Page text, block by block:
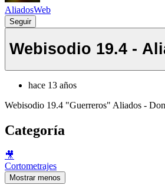
AliadosWeb
Seguir
Webisodio 19.4 -
hace 13 años
Webisodio 19.4 "Guerreros" Aliados -
Categoría
🎥
Cortometrajes
Mostrar menos